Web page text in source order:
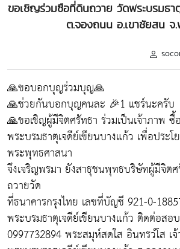
ขอเชิญร่วมซือที่ดินถวาย วัดพระบรมธา
ต.จองถนน อ.เขาชัยสน จ
🙏ขอบอกบุญร่วมบุญ🙏
🙏ช่วยกันบอกบุญคนละ​ 🎉1​ แชร์​นะครับ
🙏ขอเชิญผู้มีจิตศรัทธา ร่วมเป็นเจ้าภาพ
พระบรมธาตุเจดีย์เขียนบางแก้ว เพื่อประโ
พระพุทธศาสนา
จึงเจริญพรมา ยังสาธุชนพุทธบริษัทผู้มีจิต
ถวายวัด
ที่ธนาคารกรุงไทย เลขที่บัญชี 921-0-
พระบรมธาตุเจดีย์เขียนบางแก้ว ติดต่อสอ
0997732894 พระสมุห์สดใส อินฺทรวํโส เ